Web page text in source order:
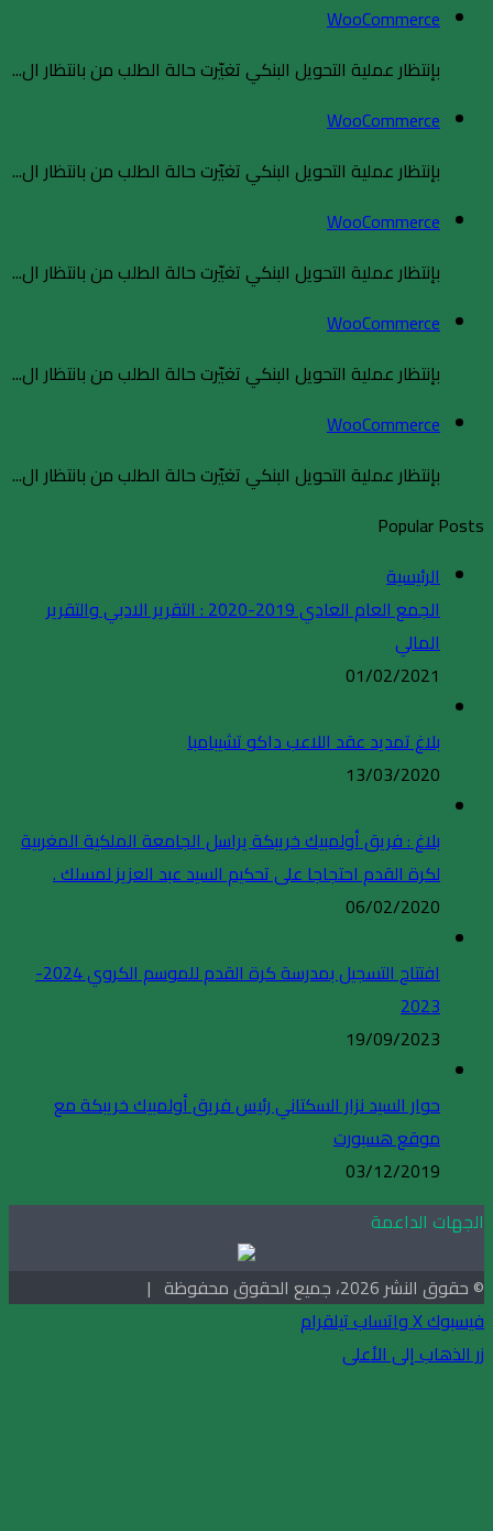
WooCommerce
بإنتظار عملية التحويل البنكي تغيّرت حالة الطلب من بانتظار ال...
WooCommerce
بإنتظار عملية التحويل البنكي تغيّرت حالة الطلب من بانتظار ال...
WooCommerce
بإنتظار عملية التحويل البنكي تغيّرت حالة الطلب من بانتظار ال...
WooCommerce
بإنتظار عملية التحويل البنكي تغيّرت حالة الطلب من بانتظار ال...
WooCommerce
بإنتظار عملية التحويل البنكي تغيّرت حالة الطلب من بانتظار ال...
Popular Posts
الرئيسية
الجمع العام العادي 2019-2020 : التقرير الادبي والتقرير
المالي
01/02/2021
بلاغ تمديد عقد اللاعب داكو تشيبامبا
13/03/2020
بلاغ : فريق أولمبيك خريبكة يراسل الجامعة الملكية المغربية
لكرة القدم احتجاجا على تحكيم السيد عبد العزيز لمسلك .
06/02/2020
افتتاح التسجيل بمدرسة كرة القدم للموسم الكروي 2024-
2023
19/09/2023
حوار السيد نزار السكتاني رئيس فريق أولمبيك خريبكة مع
موقع هسبورت
03/12/2019
الجهات الداعمة
© حقوق النشر 2026، جميع الحقوق محفوظة |
فيسبوكXواتسابتيلقرام
زر الذهاب إلى الأعلى